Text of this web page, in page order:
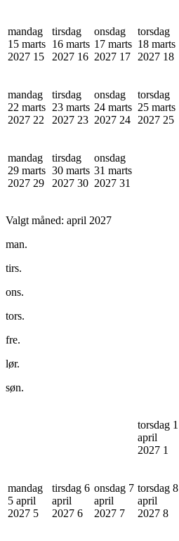
mandag
15 marts
2027 15
tirsdag
16 marts
2027 16
onsdag
17 marts
2027 17
torsdag
18 marts
2027 18
mandag
22 marts
2027 22
tirsdag
23 marts
2027 23
onsdag
24 marts
2027 24
torsdag
25 marts
2027 25
mandag
29 marts
2027 29
tirsdag
30 marts
2027 30
onsdag
31 marts
2027 31
Valgt måned: april 2027
man.
tirs.
ons.
tors.
fre.
lør.
søn.
torsdag 1
april
2027 1
mandag
5 april
2027 5
tirsdag 6
april
2027 6
onsdag 7
april
2027 7
torsdag 8
april
2027 8